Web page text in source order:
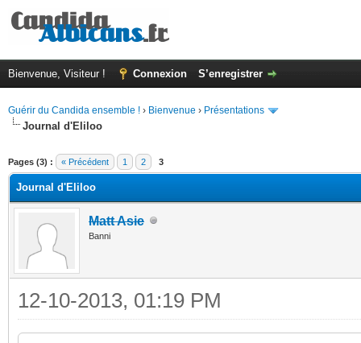
Bienvenue, Visiteur ! Connexion S’enregistrer
Guérir du Candida ensemble ! › Bienvenue › Présentations
Journal d'Eliloo
Pages (3) : « Précédent 1 2 3
Journal d'Eliloo
Matt Asie
Banni
12-10-2013, 01:19 PM